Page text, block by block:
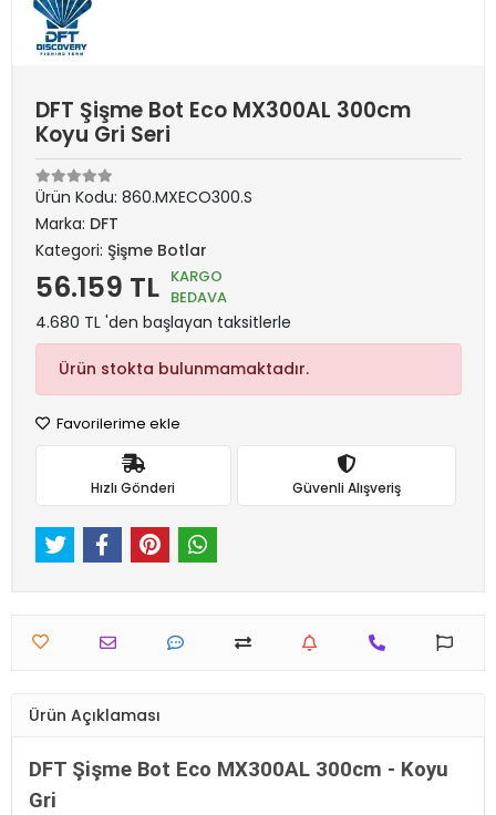
DFT Şişme Bot Eco MX300AL 300cm
Koyu Gri Seri
Ürün Kodu: 860.MXECO300.S
Marka: DFT
Kategori: Şişme Botlar
56.159 TL KARGO
BEDAVA
4.680 TL 'den başlayan taksitlerle
Ürün stokta bulunmamaktadır.
Favorilerime ekle
Hızlı Gönderi Güvenli Alışveriş
Ürün Açıklaması
DFT Şişme Bot Eco MX300AL 300cm - Koyu
Gri